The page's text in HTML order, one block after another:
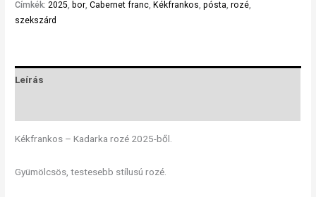
Címkék: 2025 bor ,Cabernet franc ,Kékfrankos ,pósta ,rozé
szekszárd
Leírás
Kékfrankos – Kadarka rozé 2025-ből.
Gyümölcsös, testesebb stílusú rozé.